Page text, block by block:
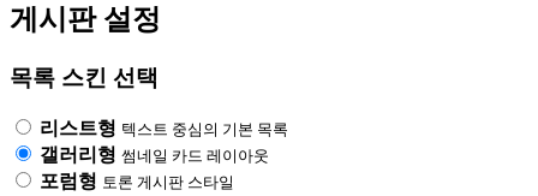
게시판 설정
목록 스킨 선택
리스트형 텍스트 중심의 기본 목록
갤러리형 썸네일 카드 레이아웃
포럼형 토론 게시판 스타일